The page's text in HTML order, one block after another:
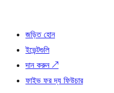
জড়িত হোন
ইভেন্টগুলি
দান করুন ↗
ফাইভ ফর দ্য ফিউচার